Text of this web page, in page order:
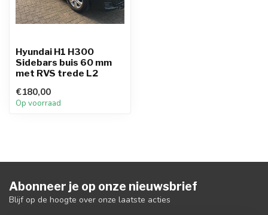
Hyundai H1 H300
Sidebars buis 60 mm
met RVS trede L2
€180,00
Op voorraad
Abonneer je op onze nieuwsbrief
Blijf op de hoogte over onze laatste acties